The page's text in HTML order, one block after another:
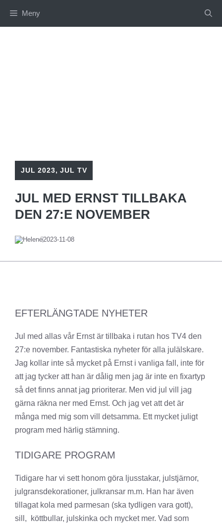
Meny
JUL 2023,JUL TV
JUL MED ERNST TILLBAKA
DEN 27:E NOVEMBER
Helené2023-11-08
EFTERLÄNGTADE NYHETER
Jul med allas vår Ernst är tillbaka i rutan hos TV4 den
27:e november. Fantastiska nyheter för alla julälskare.
Jag kollar inte så mycket på Ernst i vanliga fall, inte för
att jag tycker att han är dålig men jag är inte en fixartyp
så det finns annat jag prioriterar. Men vid jul vill jag
gärna räkna ner med Ernst. Och jag vet att det är
många med mig som vill detsamma. Ett mycket juligt
program med härlig stämning.
TIDIGARE PROGRAM
Tidigare har vi sett honom göra ljusstakar, julstjärnor,
julgransdekorationer, julkransar m.m. Han har även
tillagat kola med parmesan (ska tydligen vara gott),
sill, köttbullar, julskinka och mycket mer. Vad som